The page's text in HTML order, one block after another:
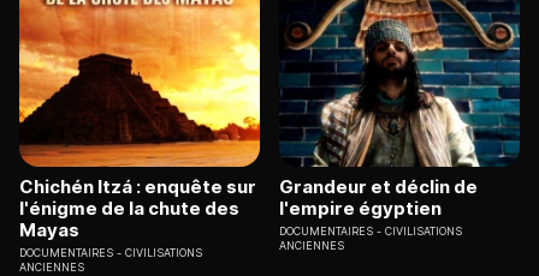
Chichén Itzá : enquête sur
l'énigme de la chute des
Mayas
DOCUMENTAIRES
CIVILISATIONS
ANCIENNES
Grandeur et déclin de
l'empire égyptien
DOCUMENTAIRES
CIVILISATIONS
ANCIENNES